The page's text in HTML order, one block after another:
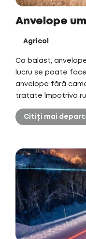
Anvelope
Agricol
Ca balast,
lucru se poate
anvelope fără
tratate împotriva
Citiți mai